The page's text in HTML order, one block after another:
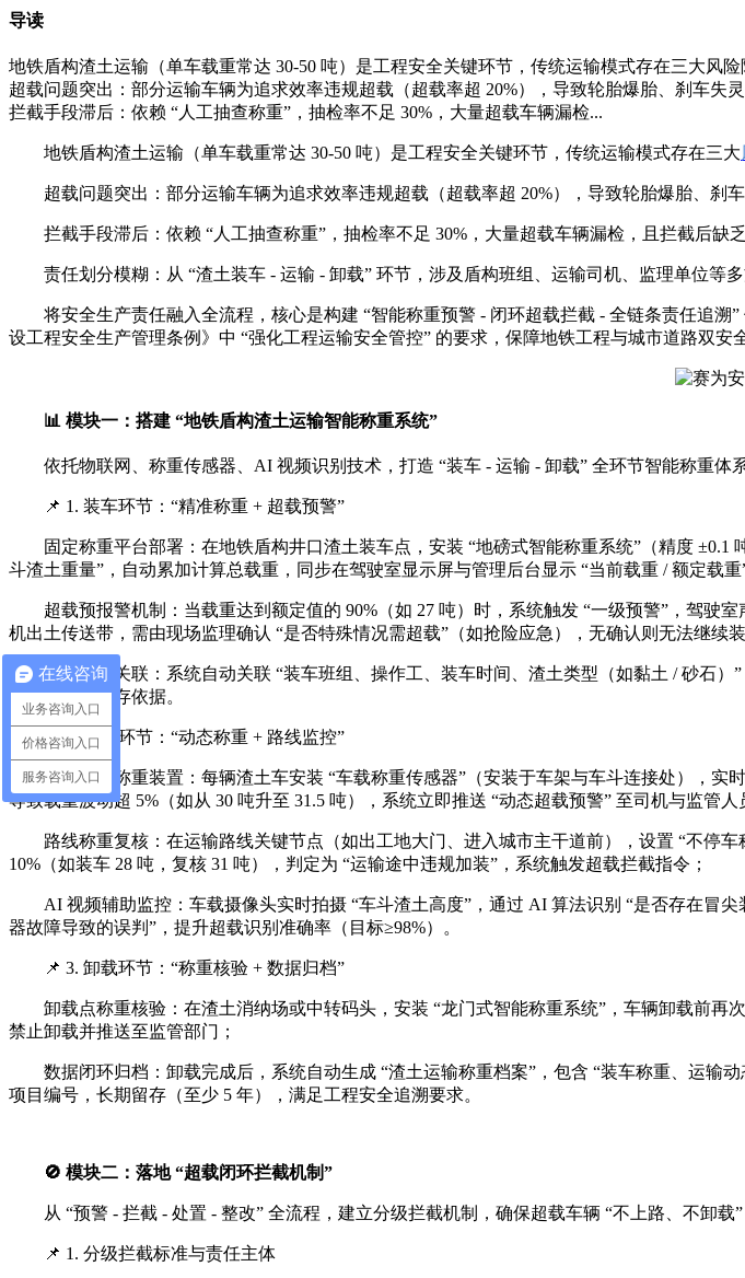
导读
地铁盾构渣土运输（单车载重常达 30-50 吨）是工程安全关键环节，传统运输模式存在三大风险
超载问题突出：部分运输车辆为追求效率违规超载（超载率超 20%），导致轮胎爆胎、刹车失
拦截手段滞后：依赖 “人工抽查称重”，抽检率不足 30%，大量超载车辆漏检...
地铁盾构渣土运输（单车载重常达 30-50 吨）是工程安全关键环节，传统运输模式存在三大
超载问题突出：部分运输车辆为追求效率违规超载（超载率超 20%），导致轮胎爆胎、刹
拦截手段滞后：依赖 “人工抽查称重”，抽检率不足 30%，大量超载车辆漏检，且拦截后缺
责任划分模糊：从 “渣土装车 - 运输 - 卸载” 环节，涉及盾构班组、运输司机、监理单位等
将安全生产责任融入全流程，核心是构建 “智能称重预警 - 闭环超载拦截 - 全链条责任追
设工程安全生产管理条例》中 “强化工程运输安全管控” 的要求，保障地铁工程与城市道路双安全
📊 模块一：搭建 “地铁盾构渣土运输智能称重系统”
依托物联网、称重传感器、AI 视频识别技术，打造 “装车 - 运输 - 卸载” 全环节智能称重体
📌 1. 装车环节：“精准称重 + 超载预警”
固定称重平台部署：在地铁盾构井口渣土装车点，安装 “地磅式智能称重系统”（精度
斗渣土重量”，自动累加计算总载重，同步在驾驶室显示屏与管理后台显示 “当前载重 / 额定载重”
超载预报警机制：当载重达到额定值的 90%（如 27 吨）时，系统触发 “一级预警”，驾驶
机出土传送带，需由现场监理确认 “是否特殊情况需超载”（如抢险应急），无确认则无法继续
装车数据关联：系统自动关联 “装车班组、操作工、装车时间、渣土类型（如黏土 / 砂石
续责任追溯留存依据。
📌 2. 运输环节：“动态称重 + 路线监控”
车载动态称重装置：每辆渣土车安装 “车载称重传感器”（安装于车架与车斗连接处），
导致载重波动超 5%（如从 30 吨升至 31.5 吨），系统立即推送 “动态超载预警” 至司机与监管人
路线称重复核：在运输路线关键节点（如出工地大门、进入城市主干道前），设置 “不停
10%（如装车 28 吨，复核 31 吨），判定为 “运输途中违规加装”，系统触发超载拦截指令；
AI 视频辅助监控：车载摄像头实时拍摄 “车斗渣土高度”，通过 AI 算法识别 “是否存在冒
器故障导致的误判”，提升超载识别准确率（目标≥98%）。
📌 3. 卸载环节：“称重核验 + 数据归档”
卸载点称重核验：在渣土消纳场或中转码头，安装 “龙门式智能称重系统”，车辆卸载前再
禁止卸载并推送至监管部门；
数据闭环归档：卸载完成后，系统自动生成 “渣土运输称重档案”，包含 “装车称重、运输
项目编号，长期留存（至少 5 年），满足工程安全追溯要求。
🚫 模块二：落地 “超载闭环拦截机制”
从 “预警 - 拦截 - 处置 - 整改” 全流程，建立分级拦截机制，确保超载车辆 “不上路、不卸载
📌 1. 分级拦截标准与责任主体
在线咨询
业务咨询入口
价格咨询入口
服务咨询入口